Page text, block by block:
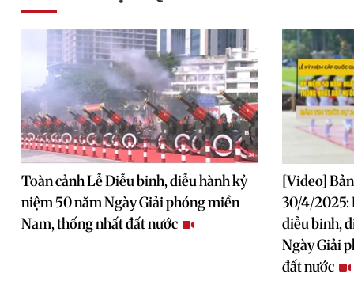
Toàn cảnh Lễ Diễu binh, diễu hành kỷ
niệm 50 năm Ngày Giải phóng miền
Nam, thống nhất đất nước
[Video]
30/4/2025:
diễu binh,
Ngày Giải
đất nước